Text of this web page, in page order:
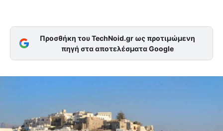
Προσθήκη του TechNoid.gr ως προτιμώμενη
πηγή στα αποτελέσματα Google